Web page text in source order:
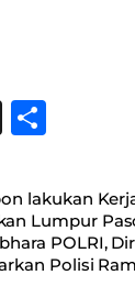
X
ar
e
lakukan
Lumpur
POLRI,
Polisi